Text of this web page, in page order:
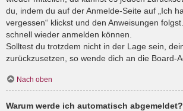
du, indem du auf der Anmelde-Seite auf „Ich
vergessen“ klickst und den Anweisungen
schnell wieder anmelden können.
Solltest du trotzdem nicht in der Lage sein,
zurückzusetzen, so wende dich an die Board-
Nach oben
Warum werde ich automatisch abgemeldet?